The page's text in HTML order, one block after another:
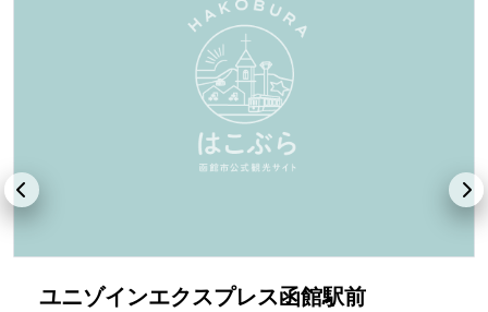
ユニゾインエクスプレス函館駅前